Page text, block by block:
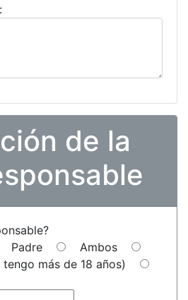
de la
Padre
Ambos
más de 18 años)